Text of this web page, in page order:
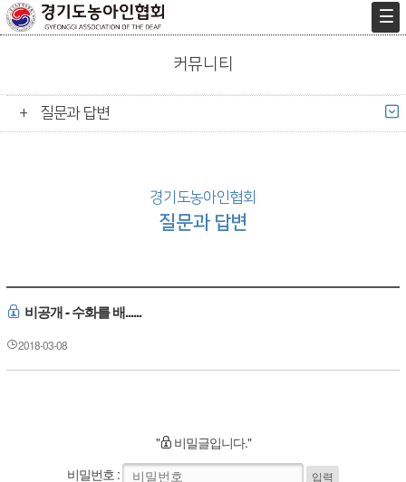
커뮤니티
질문과 답변
경기도농아인협회
질문과 답변
비공개 - 수화를 배......
2018-03-08
"
비밀글입니다."
비밀번호 :